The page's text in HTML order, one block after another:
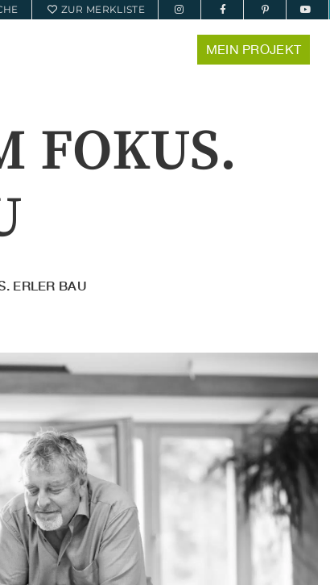
ZUR MERKLISTE
MEIN PROJEKT
FOKUS.
ERLER BAU